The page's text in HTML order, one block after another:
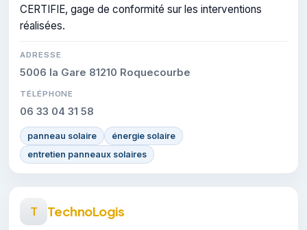
CERTIFIE, gage de conformité sur les interventions
réalisées.
ADRESSE
5006 la Gare 81210 Roquecourbe
TÉLÉPHONE
06 33 04 31 58
panneau solaire
énergie solaire
entretien panneaux solaires
T TechnoLogis